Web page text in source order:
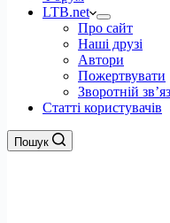
LTB.net
Про сайт
Наші друзі
Автори
Пожертвувати
Зворотній
Статті користувачів
Пошук